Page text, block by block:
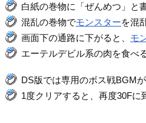
白紙の巻物に「ぜんめつ」と
混乱の巻物でモンスターを混
画面下の通路に下がると、 モ
エーテルデビル系の肉を食べ
DS版では専用のボス戦BGM
1度クリアすると、再度30Fに